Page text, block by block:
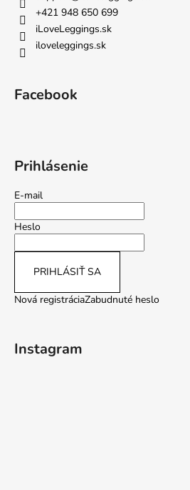
+421 948 650 699
iLoveLeggings.sk
iloveleggings.sk
Facebook
Prihlásenie
E-mail
Heslo
PRIHLÁSIŤ SA
Nová registráciaZabudnuté heslo
Instagram